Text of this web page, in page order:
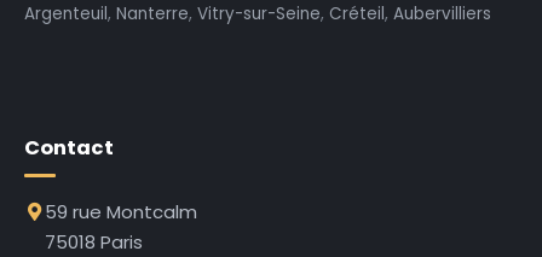
Argenteuil, Nanterre, Vitry-sur-Seine, Créteil, Aubervilliers
Contact
59 rue Montcalm
75018 Paris